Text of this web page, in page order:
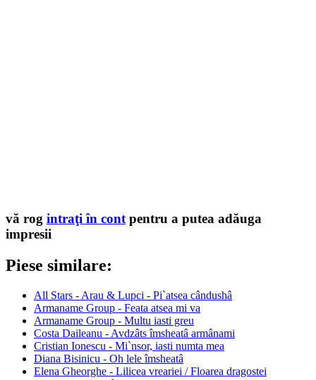
vă rog intraţi în cont pentru a putea adăuga
impresii
Piese similare:
All Stars - Arau & Lupci - Pi`atsea cândushâ
Armaname Group - Feata atsea mi va
Armaname Group - Multu iasti greu
Costa Daileanu - Avdzâts îmsheatâ armânami
Cristian Ionescu - Mi`nsor, iasti numta mea
Diana Bisinicu - Oh lele îmsheatâ
Elena Gheorghe - Lilicea vreariei / Floarea dragostei